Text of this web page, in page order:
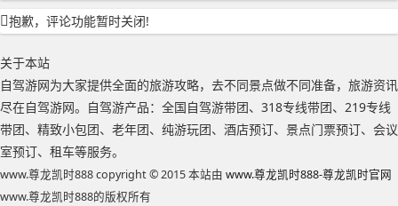
抱歉，评论功能暂时关闭!
关于本站
自驾游网为大家提供全面的旅游攻略，去不同景点做不同准备，旅游资讯
尽在自驾游网。自驾游产品：全国自驾游带团、318专线带团、219专线
带团、精致小包团、老年团、纯游玩团、酒店预订、景点门票预订、会议
室预订、租车等服务。
www.尊龙凯时888 copyright © 2015 本站由 www.尊龙凯时888-尊龙凯时官网
www.尊龙凯时888的版权所有